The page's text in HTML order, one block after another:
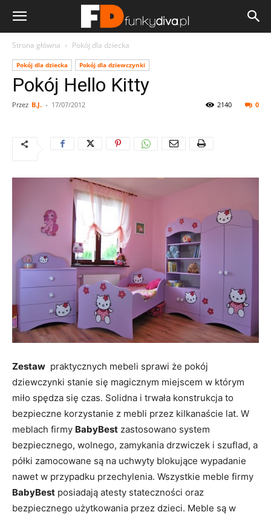
Strona główna Pokój dla dziecka
Pokój dla dziecka Pokój dla dziewczynki
Pokój Hello Kitty
Przez B.J. - 17/07/2012 0
2140
Zestaw praktycznych mebeli sprawi że pokój
dziewczynki stanie się magicznym miejscem w którym
miło spędza się czas. Solidna i trwała konstrukcja to
bezpieczne korzystanie z mebli przez kilkanaście lat. W
meblach firmy BabyBest zastosowano system
bezpiecznego, wolnego, zamykania drzwiczek i szuflad, a
półki zamocowane są na uchwyty blokujące wypadanie
nawet w przypadku przechylenia. Wszystkie meble firmy
BabyBest posiadają atesty stateczności oraz
bezpiecznego użytkowania przez dzieci. Meble są w